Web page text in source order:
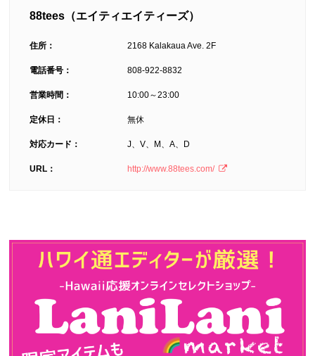
88tees（エイティエイティーズ）
住所： 2168 Kalakaua Ave. 2F
電話番号： 808-922-8832
営業時間： 10:00～23:00
定休日： 無休
対応カード： J、V、M、A、D
URL： http://www.88tees.com/